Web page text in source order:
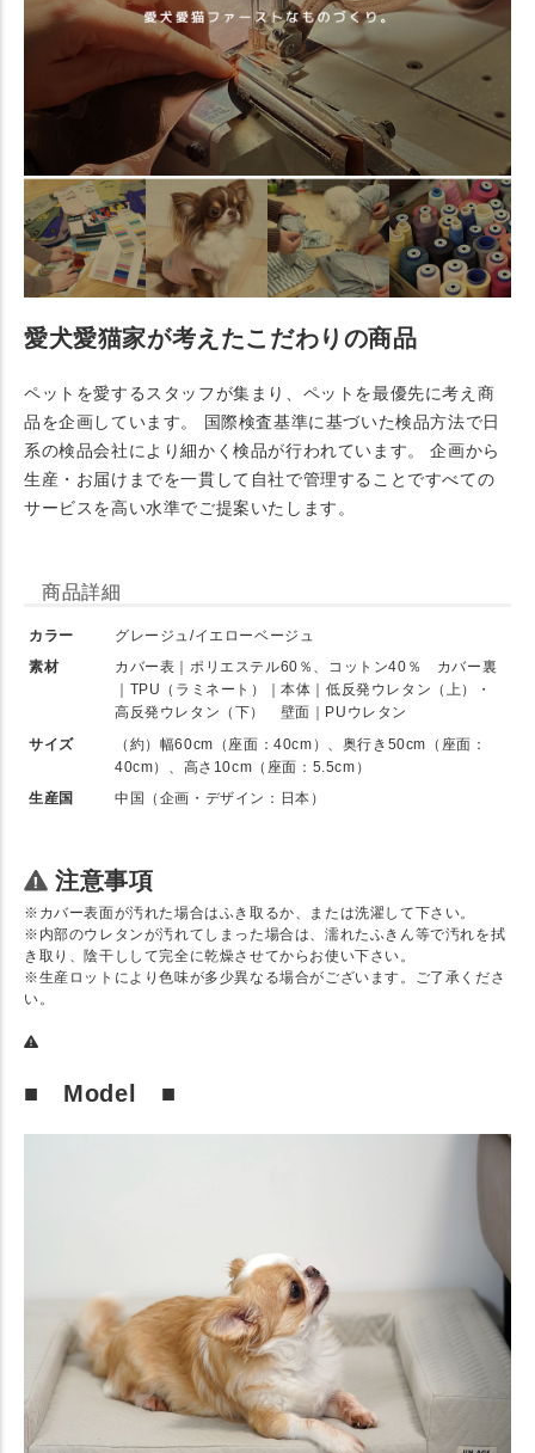
愛犬愛猫家が考えたこだわりの商品
ペットを愛するスタッフが集まり、ペットを最優先に考え商
品を企画しています。 国際検査基準に基づいた検品方法で日
系の検品会社により細かく検品が行われています。 企画から
生産・お届けまでを一貫して自社で管理することですべての
サービスを高い水準でご提案いたします。
商品詳細
カラー
グレージュ/イエローベージュ
素材
カバー表｜ポリエステル60％、コットン40％ カバー裏
｜TPU（ラミネート）｜本体｜低反発ウレタン（上）・
高反発ウレタン（下） 壁面｜PUウレタン
サイズ
（約）幅60cm（座面：40cm）、奥行き50cm（座面：
40cm）、高さ10cm（座面：5.5cm）
生産国
中国（企画・デザイン：日本）
注意事項
※カバー表面が汚れた場合はふき取るか、または洗濯して下さい。
※内部のウレタンが汚れてしまった場合は、濡れたふきん等で汚れを拭
き取り、陰干しして完全に乾燥させてからお使い下さい。
※生産ロットにより色味が多少異なる場合がございます。ご了承くださ
い。
■ Model ■